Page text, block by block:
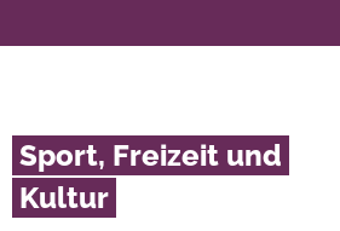
Sport, Freizeit und
Kultur